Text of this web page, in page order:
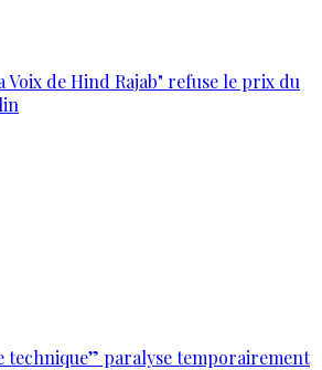
Voix de Hind Rajab" refuse le prix du
technique” paralyse temporairement